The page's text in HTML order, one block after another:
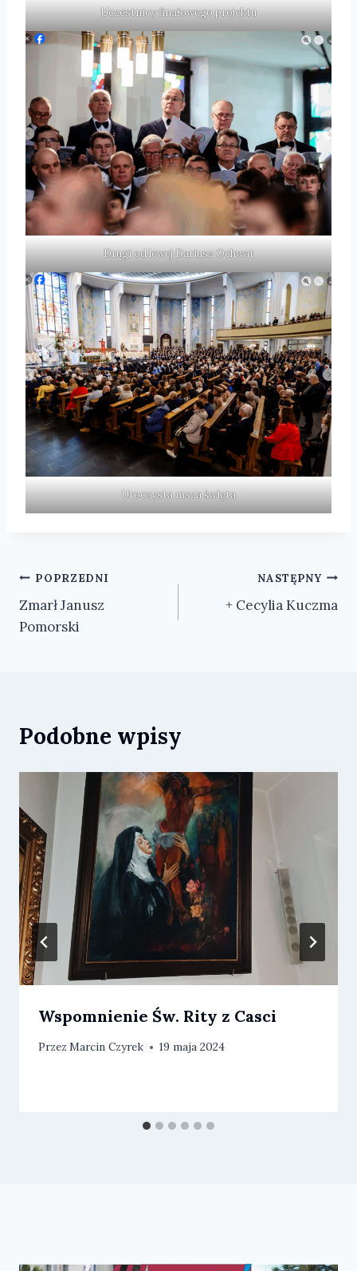
Uczestnicy finałowego projektu
Drugi od lewej Dariusz Ochwat
Uroczysta msza święta
Nawigacja
wpisu
POPRZEDNI
Zmarł Janusz
Pomorski
NASTĘPNY
+ Cecylia Kuczma
Podobne wpisy
Wspomnienie Św. Rity z Casci
Przez Marcin Czyrek 19 maja 2024